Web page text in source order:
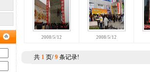
2008/5/12 2008/5/12
共 1 页/9 条记录!